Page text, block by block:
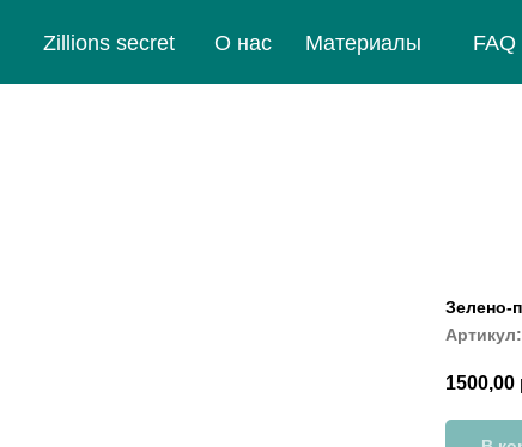
FAQ
Материалы
О нас
Zillions secret
Зелено-
Артикул:
1500,00